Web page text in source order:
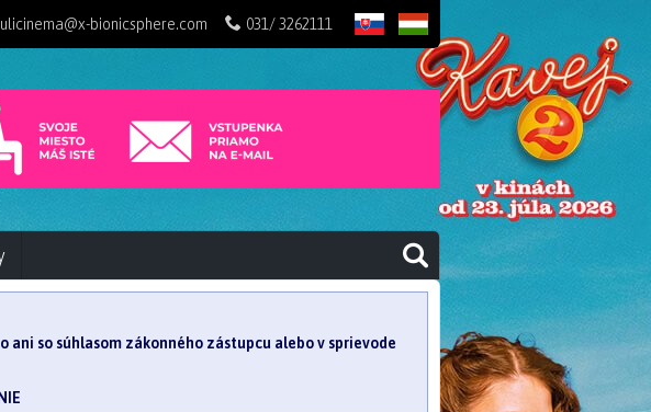
HU
bionicsphere.com 031/ 3262111
ani so súhlasom zákonného zástupcu alebo v sprievode